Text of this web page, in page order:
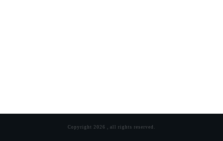
Copyright 2026 , all rights reserved.